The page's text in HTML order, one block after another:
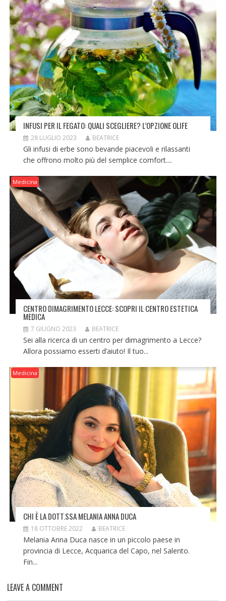
INFUSI PER IL FEGATO: QUALI SCEGLIERE? L’OPZIONE OLIFE
28 LUGLIO 2023 BEATRICE
Gli infusi di erbe sono bevande piacevoli e rilassanti
che offrono molto più del semplice comfort....
Medicina
CENTRO DIMAGRIMENTO LECCE: SCOPRI IL CENTRO ESTETICA
MEDICA
7 GIUGNO 2023 BEATRICE
Sei alla ricerca di un centro per dimagrimento a Lecce?
Allora possiamo esserti d’aiuto! Il tuo...
Medicina
CHI È LA DOTT.SSA MELANIA ANNA DUCA
18 OTTOBRE 2022 BEATRICE
Melania Anna Duca nasce in un piccolo paese in
provincia di Lecce, Acquarica del Capo, nel Salento.
Fin...
LEAVE A COMMENT